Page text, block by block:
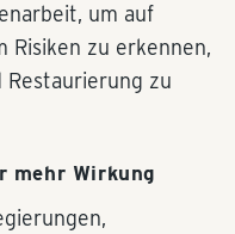
um auf
Risiken zu erkennen,
Restaurierung zu
mehr Wirkung